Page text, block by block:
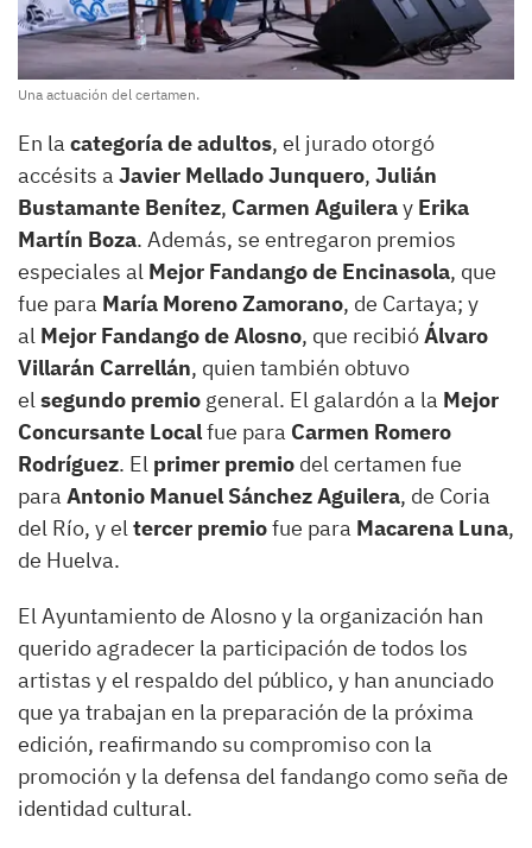
Una actuación del certamen.
En la categoría de adultos, el jurado otorgó
accésits a Javier Mellado Junquero, Julián
Bustamante Benítez, Carmen Aguileray Erika
Martín Boza. Además, se entregaron premios
especiales al Mejor Fandango de Encinasola, que
fue para María Moreno Zamorano, de Cartaya; y
al Mejor Fandango de Alosno, que recibióÁlvaro
Villarán Carrellán, quien también obtuvo
elsegundo premio general. El galardón a la Mejor
Concursante Localfue para Carmen Romero
Rodríguez. El primer premio del certamen fue
para Antonio Manuel Sánchez Aguilera, de Coria
del Río, y eltercer premiofue para Macarena Luna,
de Huelva.
El Ayuntamiento de Alosno y la organización han
querido agradecer la participación de todos los
artistas y el respaldo del público, y han anunciado
que ya trabajan en la preparación de la próxima
edición, reafirmando su compromiso con la
promoción y la defensa del fandango como seña de
identidad cultural.